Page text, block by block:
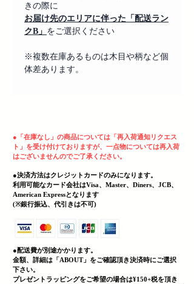
きの際に
お届け先のエリアに伴った「配送ラン
クB」 をご選択ください
※複数在庫あるものは木目や柄など個
体差あります。
● 「在庫なし」の商品については「再入荷通知リクエス
ト」を受け付けておりますが、一点物については再入荷
はございませんのでご了承ください。
●決済方法はクレジットカードのみになります。
利用可能なカード会社はVisa、Master、Diners、JCB、
American Expressとなります
(​※銀行振込、代引きは不可)
●配送費が別途かかります。
金額、詳細は「ABOUT」をご確認頂き決済時にご選択
下さい。
プレゼントラッピングをご希望の場合は¥150+税を頂き